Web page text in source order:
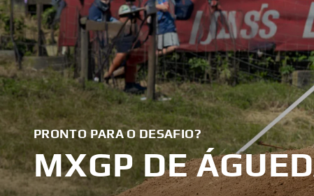
PRONTO PARA O DESAFIO?
MXGP DE